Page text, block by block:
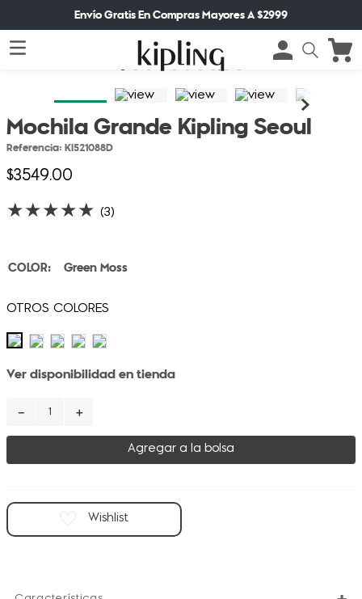
Envío Gratis En Compras Mayores A $2999
Mochila Grande Kipling Seoul
Referencia: KI521088D
$3549.00
★★★★★ (3)
Green Moss
Ver disponibilidad en tienda
＋
－
Agregar a la bolsa